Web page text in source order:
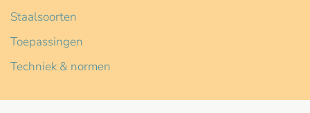
Staalsoorten
Toepassingen
Techniek & normen